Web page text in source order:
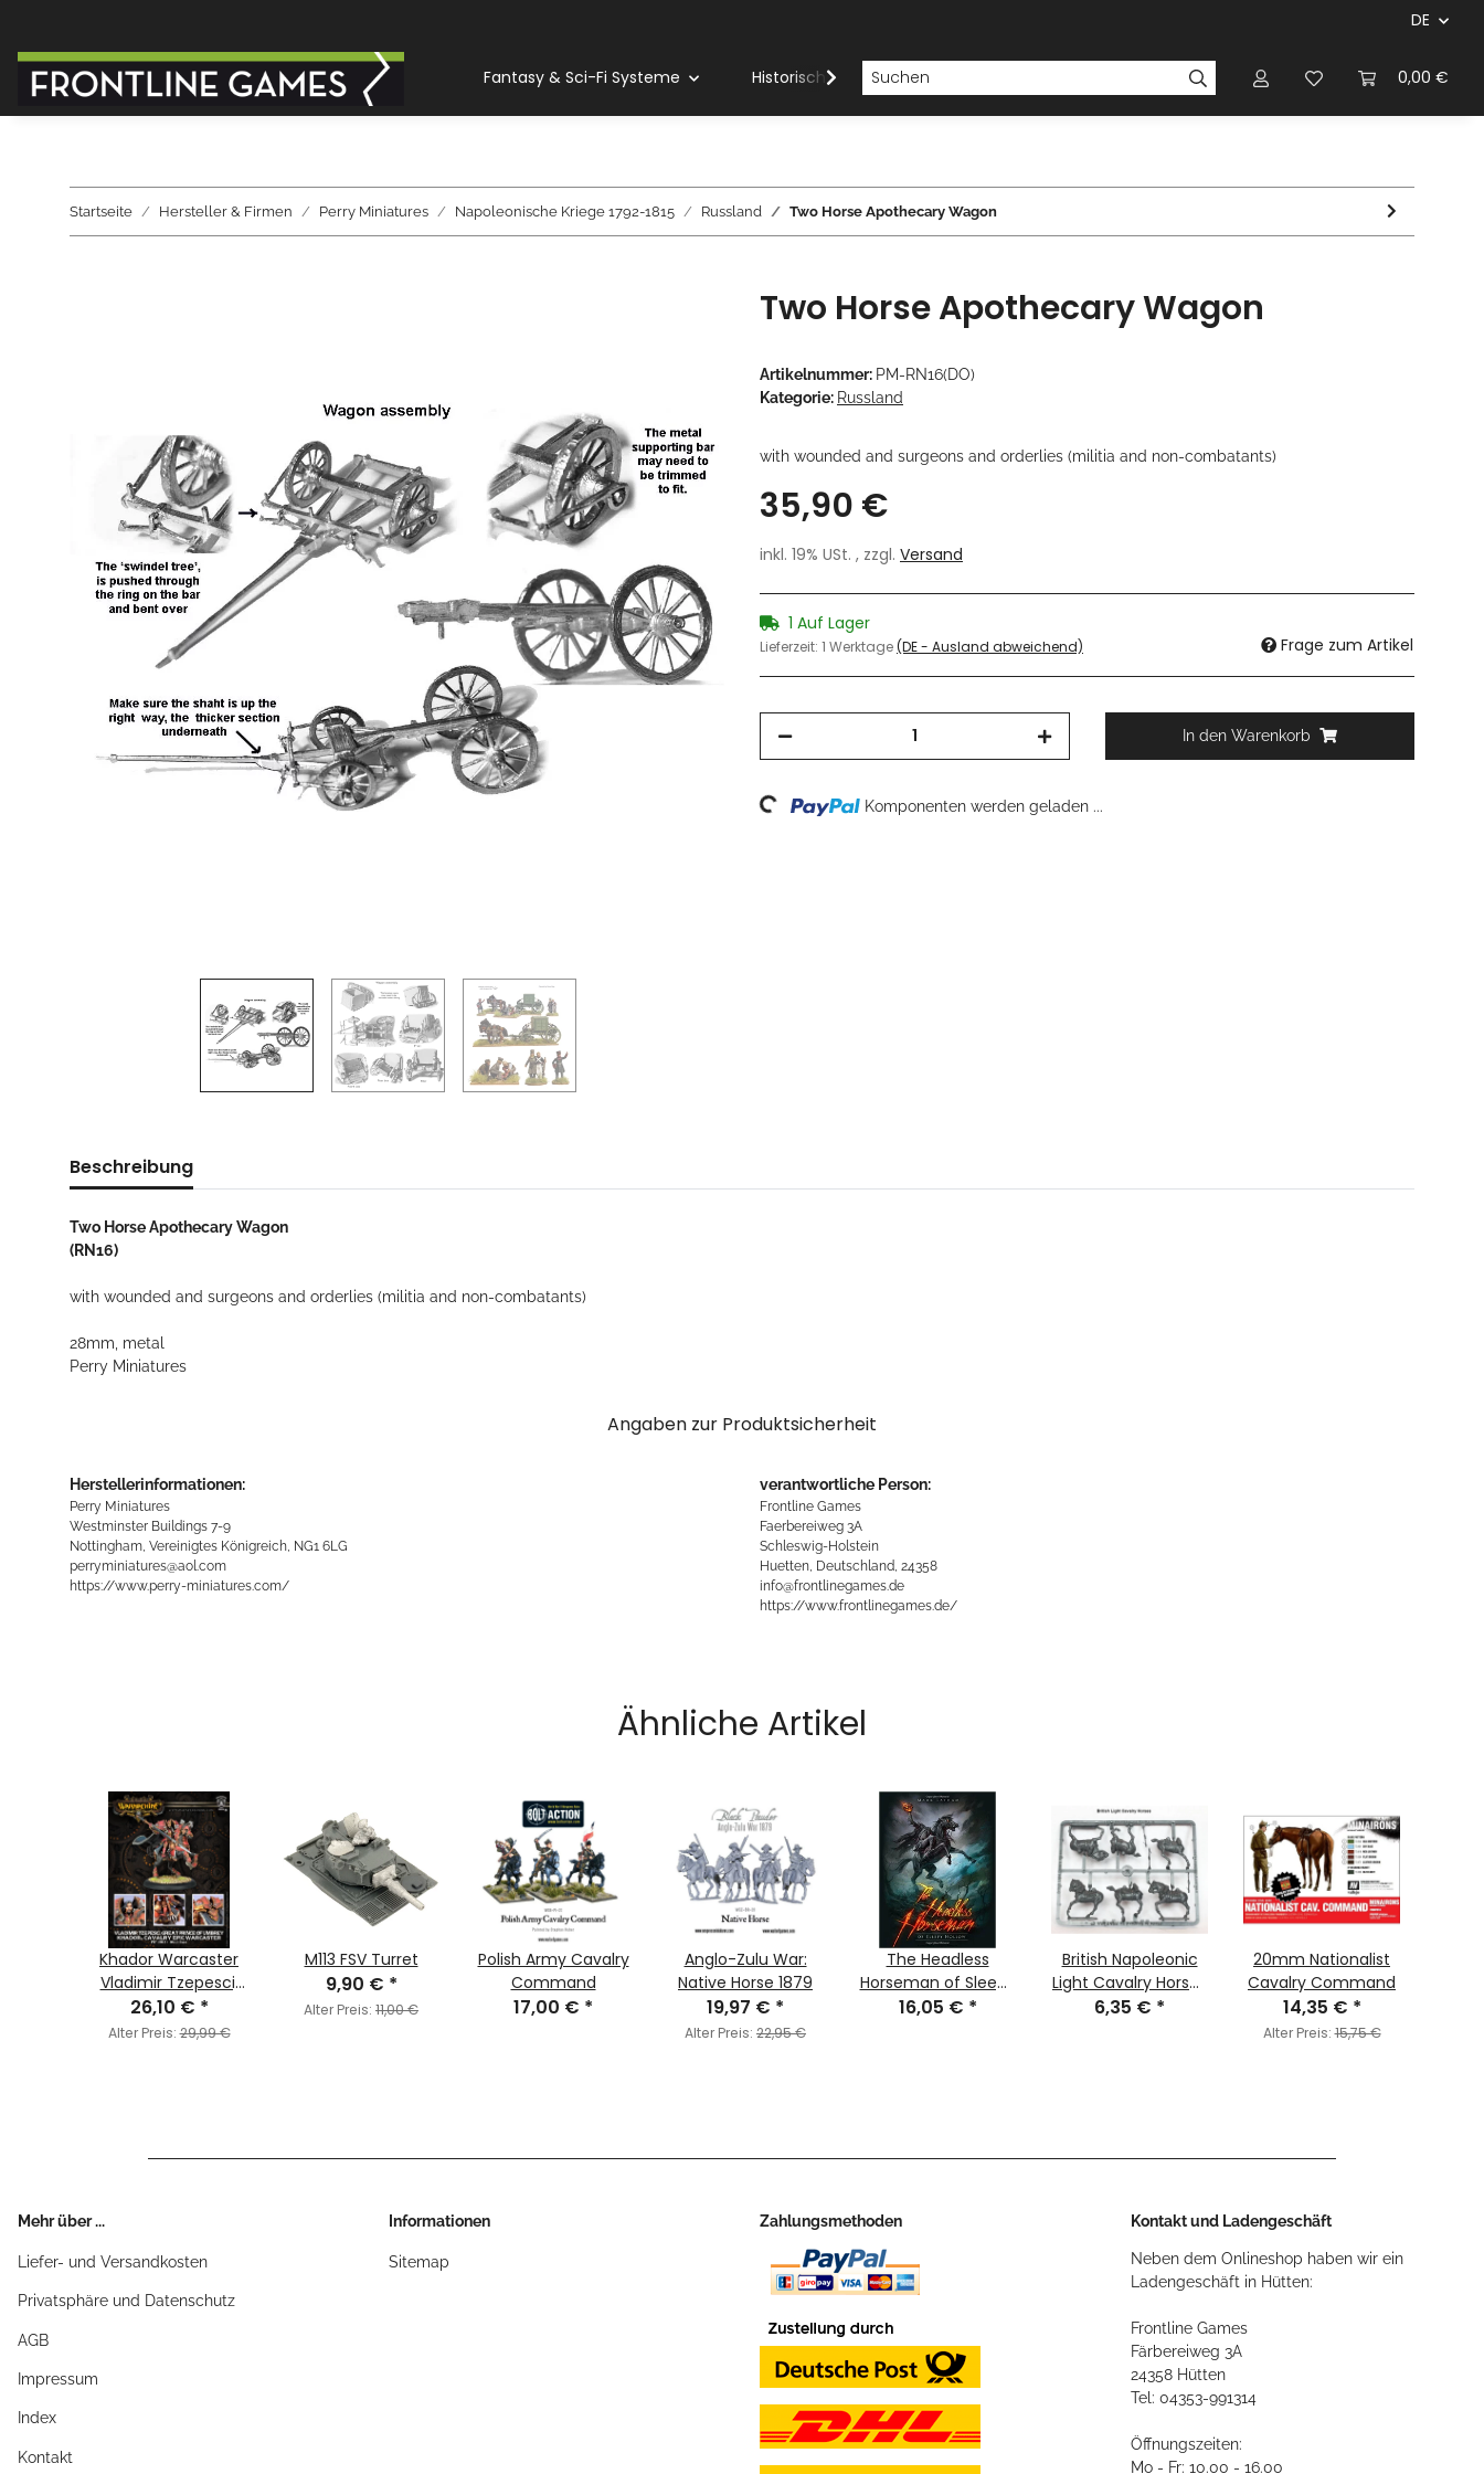
DE
0,00 €
Fantasy & Sci-Fi Systeme Historische Systeme Regelbücher Magazinen &
Startseite Hersteller & Firmen Perry Miniatures Napoleonische Kriege 1792-1815 Russland Two Horse Apothecary Wagon
Two Horse Apothecary Wagon
Artikelnummer: PM-RN16(DO)
Kategorie: Russland
with wounded and surgeons and orderlies (militia and non-combatants)
35,90 €
inkl. 19% USt. , zzgl. Versand
1 Auf Lager
Lieferzeit: 1 Werktage(DE - Ausland abweichend) Frage zum Artikel
In den Warenkorb
Loading... Komponenten werden geladen ...
Beschreibung
Two Horse Apothecary Wagon
(RN16)
with wounded and surgeons and orderlies (militia and non-combatants)
28mm, metal
Perry Miniatures
Angaben zur Produktsicherheit
Herstellerinformationen:
Perry Miniatures
Westminster Buildings 7-9
Nottingham, Vereinigtes Königreich, NG1 6LG
perryminiatures@aol.com
https://www.perry-miniatures.com/
verantwortliche Person:
Frontline Games
Faerbereiweg 3A
Schleswig-Holstein
Huetten, Deutschland, 24358
info@frontlinegames.de
https://www.frontlinegames.de/
Ähnliche Artikel
Khador Warcaster
Vladimir Tzepesci,
Great Prince of
Umbrey
26,10 € *
Alter Preis:29,99 €
M113 FSV Turret
9,90 € *
Alter Preis: 11,00 €
Polish Army Cavalry
Command
17,00 € *
Anglo-Zulu War:
Native Horse 1879
19,97 € *
Alter Preis: 22,95 €
The Headless
Horseman of Sleepy
Hollow
16,05 € *
British Napoleonic
Light Cavalry Horses
Sprue
6,35 € *
20mm Nationalist
Cavalry Command
14,35 € *
Alter Preis:15,75 €
Mehr über ...
Liefer- und Versandkosten
Privatsphäre und Datenschutz
AGB
Impressum
Index
Kontakt
Informationen
Sitemap
Zahlungsmethoden Kontakt und Ladengeschäft
Neben dem Onlineshop haben wir ein
Ladengeschäft in Hütten:
Frontline Games
Färbereiweg 3A
24358 Hütten
Tel: 04353-991314
Öffnungszeiten:
Mo - Fr: 10.00 - 16.00